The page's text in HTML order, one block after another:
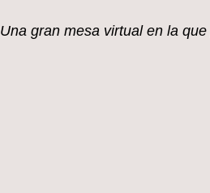
Una gran mesa virtual en la que